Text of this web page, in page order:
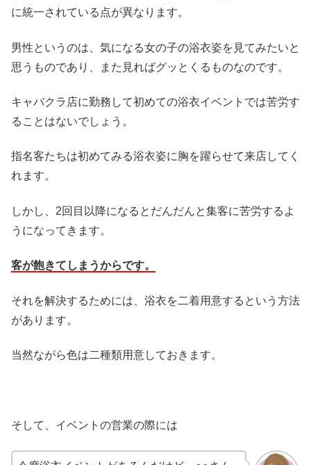
に統一されている点が異なります。
男性というのは、気になる女の子の浴衣姿を見てみたいと
思うものであり、また見ればグッとくるものなのです。
キャバクラ店に勤務して初めての浴衣イベントでは苦労す
ることはないでしょう。
指名客たちは初めてみる浴衣姿に胸を躍らせて来店してく
れます。
しかし、2回目以降になるとだんだんと集客に苦労するよ
うになってきます。
客が飽きてしまうからです。
それを解決するためには、浴衣を二着用意するという方法
があります。
当然ながら色は二種類用意しておきます。
そして、イベントの営業の際には